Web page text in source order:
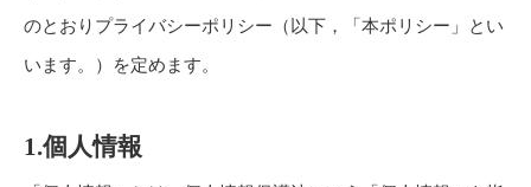
のとおりプライバシーポリシー（以下，「本ポリシー」とい
います。）を定めます。
1.個人情報